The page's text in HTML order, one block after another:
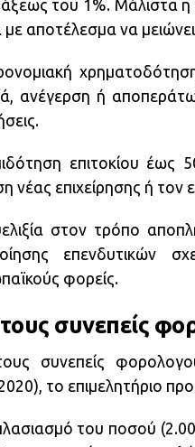
του 1%. Μάλιστα η
με αποτέλεσμα να
ανέγερση ή
επιτοκίου έως
νέας επιχείρησης ή
στον τρόπο
επενδυτικών
φορείς.
τους συνεπείς
συνεπείς
το επιμελητήριο
του ποσού